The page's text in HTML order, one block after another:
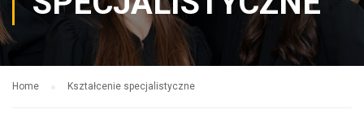
Home Kształcenie specjalistyczne